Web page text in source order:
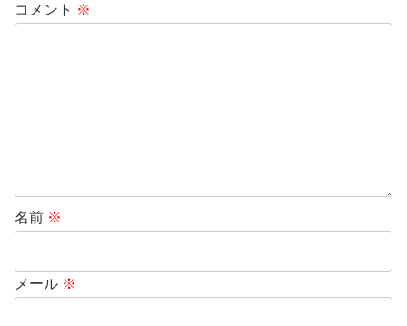
コメント ※
名前 ※
メール ※